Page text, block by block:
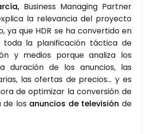
Busi­ness Mana­ging Part­ner
la rele­van­cia del pro­yec­to
ya que HDR se ha con­ver­ti­do en
la pla­ni­fi­ca­ción tác­ti­ca de
y medios por­que ana­li­za los
dura­ción de los anun­cios, las
las ofer­tas de pre­cios… y es
de opti­mi­zar la con­ver­sión de
de los anun­cios de tele­vi­sión de